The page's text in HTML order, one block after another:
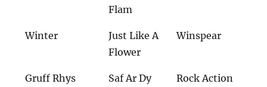
Flam
Winter
Just Like A
Flower
Winspear
Gruff Rhys
Saf Ar Dy
Rock Action